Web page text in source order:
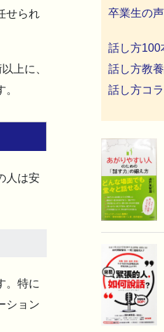
せられ
上に、
人は安
。特に
ション
卒業生の
話し方100
話し方教
話し方コ